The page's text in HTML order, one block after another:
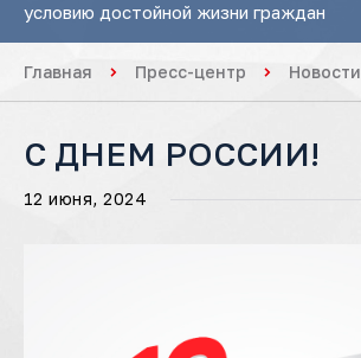
условию достойной жизни граждан
Главная Пресс-центр Новости
С ДНЕМ РОССИИ!
12 июня, 2024